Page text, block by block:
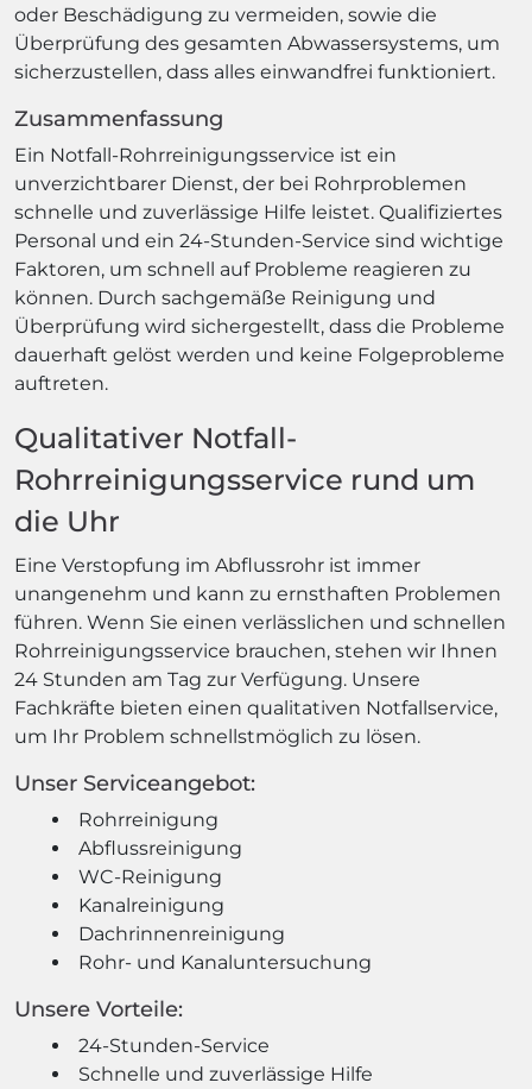
oder Beschädigung zu vermeiden, sowie die
Überprüfung des gesamten Abwassersystems, um
sicherzustellen, dass alles einwandfrei funktioniert.
Zusammenfassung
Ein Notfall-Rohrreinigungsservice ist ein
unverzichtbarer Dienst, der bei Rohrproblemen
schnelle und zuverlässige Hilfe leistet. Qualifiziertes
Personal und ein 24-Stunden-Service sind wichtige
Faktoren, um schnell auf Probleme reagieren zu
können. Durch sachgemäße Reinigung und
Überprüfung wird sichergestellt, dass die Probleme
dauerhaft gelöst werden und keine Folgeprobleme
auftreten.
Qualitativer Notfall-
Rohrreinigungsservice rund um
die Uhr
Eine Verstopfung im Abflussrohr ist immer
unangenehm und kann zu ernsthaften Problemen
führen. Wenn Sie einen verlässlichen und schnellen
Rohrreinigungsservice brauchen, stehen wir Ihnen
24 Stunden am Tag zur Verfügung. Unsere
Fachkräfte bieten einen qualitativen Notfallservice,
um Ihr Problem schnellstmöglich zu lösen.
Unser Serviceangebot:
Rohrreinigung
Abflussreinigung
WC-Reinigung
Kanalreinigung
Dachrinnenreinigung
Rohr- und Kanaluntersuchung
Unsere Vorteile:
24-Stunden-Service
Schnelle und zuverlässige Hilfe